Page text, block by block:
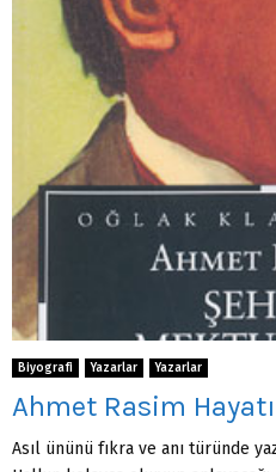
Biyografi Yazarlar Yazarlar
Ahmet Rasim Hayatı
Asıl ününü fıkra ve anı türünde